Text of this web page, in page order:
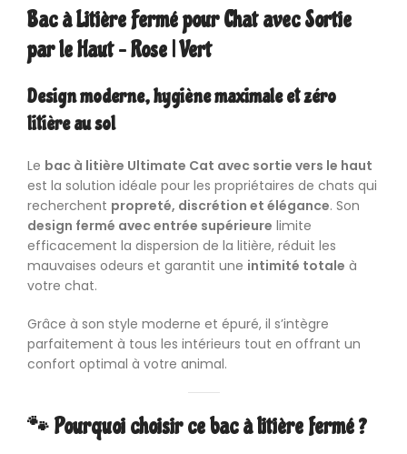
Bac à Litière Fermé pour Chat avec Sortie
par le Haut – Rose | Vert
Design moderne, hygiène maximale et zéro
litière au sol
Le bac à litière Ultimate Cat avec sortie vers le haut
est la solution idéale pour les propriétaires de chats qui
recherchent propreté, discrétion et élégance. Son
design fermé avec entrée supérieure limite
efficacement la dispersion de la litière, réduit les
mauvaises odeurs et garantit une intimité totale à
votre chat.
Grâce à son style moderne et épuré, il s’intègre
parfaitement à tous les intérieurs tout en offrant un
confort optimal à votre animal.
🐾 Pourquoi choisir ce bac à litière fermé ?